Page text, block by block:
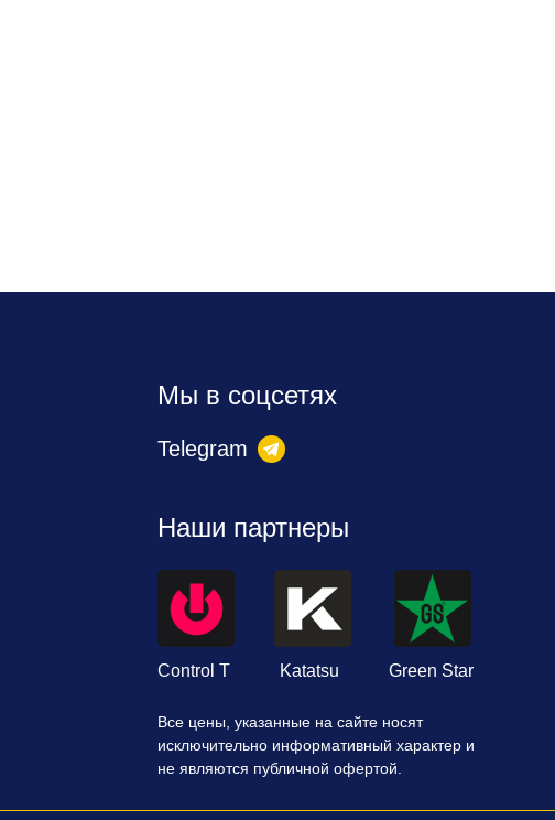
Все цены, указанные на сайте носят
исключительно информативный характер и
не являются публичной офертой.
Мы в соцсетях
Telegram
Control T Katatsu Green Star
Наши партнеры